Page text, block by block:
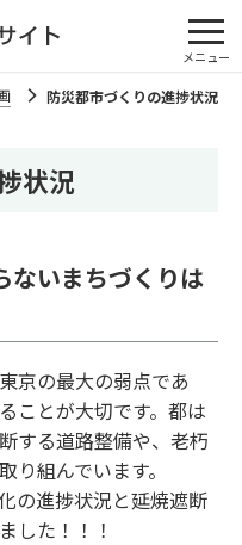
メニュー
防災都市づくりの進捗状況
状況
ないまちづくりは
京の最大の弱点であ
ことが大切です。都は
する道路整備や、老朽
組んでいます。
の進捗状況と延焼遮断
した！！！